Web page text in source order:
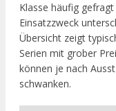
Klasse häufig gefragt
Einsatzzweck
Übersicht zeigt
Serien mit grober
können je nach
schwanken.